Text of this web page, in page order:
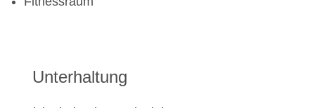
Unterhaltung